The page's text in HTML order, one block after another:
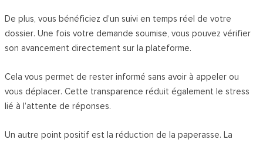
De plus, vous bénéficiez d’un suivi en temps réel de votre
dossier. Une fois votre demande soumise, vous pouvez vérifier
son avancement directement sur la plateforme.
Cela vous permet de rester informé sans avoir à appeler ou
vous déplacer. Cette transparence réduit également le stress
lié à l’attente de réponses.
Un autre point positif est la réduction de la paperasse. La